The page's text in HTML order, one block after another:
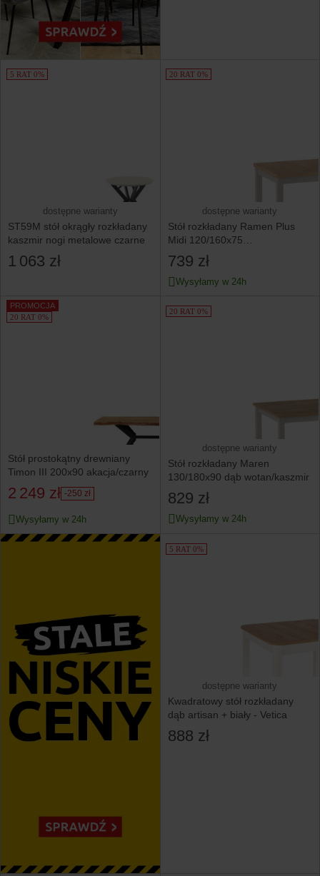
5 RAT 0%
dostępne warianty
ST59M stół okrągły rozkładany
kaszmir nogi metalowe czarne
1 063 zł
20 RAT 0%
dostępne warianty
Stół rozkładany Ramen Plus
Midi 120/160x75
dąb artisan/kaszmir
739 zł
Wysyłamy w 24h
PROMOCJA
20 RAT 0%
Stół prostokątny drewniany
Timon III 200x90 akacja/czarny
2 249 zł -250 zł
Wysyłamy w 24h
20 RAT 0%
dostępne warianty
Stół rozkładany Maren
130/180x90 dąb wotan/kaszmir
829 zł
Wysyłamy w 24h
5 RAT 0%
dostępne warianty
Kwadratowy stół rozkładany
dąb artisan + biały - Vetica
888 zł